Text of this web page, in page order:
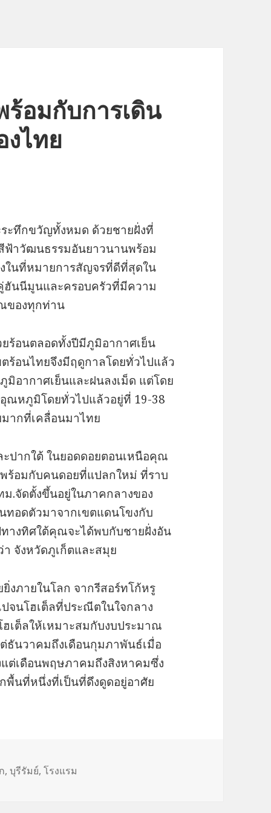
อมกับการเดิน
งไทย
ะทึกขวัญทั้งหมด ด้วยชายฝั่งที่
ฟ้าวัฒนธรรมอันยาวนานพร้อม
ในที่หมายการสัญจรที่ดีที่สุดใน
ฮันนีมูนและครอบครัวที่มีความ
ของทุกท่าน
ร้อนตลอดทั้งปีมีภูมิอากาศเย็น
ตร้อนไทยจึงมีฤดูกาลโดยทั่วไปแล้ว
อากาศเย็นและฝนลงเม็ด แต่โดย
ณหภูมิโดยทั่วไปแล้วอยู่ที่ 19-38
ากที่เคลื่อนมาไทย
ปากใต้ ในยอดดอยตอนเหนือคุณ
ร้อมกับคนดอยที่แปลกใหม่ ที่ราบ
ม.จัดตั้งขึ้นอยู่ในภาคกลางของ
ทอดตัวมาจากเขตแดนโขงกับ
างทิศใต้คุณจะได้พบกับชายฝั่งอัน
จังหวัดภูเก็ตและสมุย
งภายในโลก จากรีสอร์ทโก้หรู
จนโฮเต็ลที่ประณีตในใจกลาง
ฮเต็ลให้เหมาะสมกับงบประมาณ
ธันวาคมถึงเดือนกุมภาพันธ์เมื่อ
ต่เดือนพฤษภาคมถึงสิงหาคมซึ่ง
พื้นที่หนึ่งที่เป็นที่ดึงดูดอยู่อาศัย
,บุรีรัมย์,โรงแรม